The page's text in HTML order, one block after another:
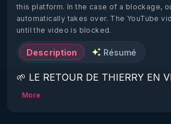
this platform. In the case of a blockage,
automatically takes over. The YouTube
until the video is blocked.
Description Résumé
🌱 LE RETOUR DE THIERRY EN
2022)!
More